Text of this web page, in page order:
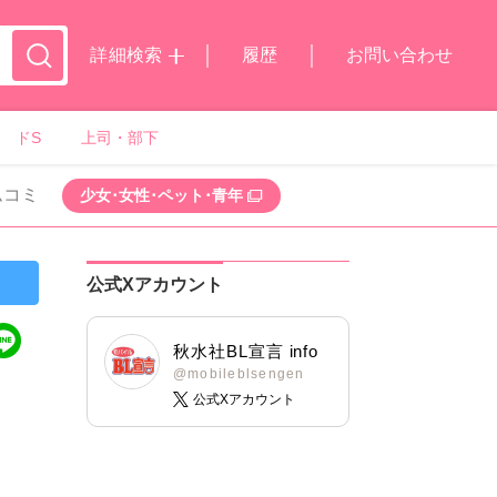
詳細検索
履歴 お問い合わせ
ドS 上司・部下
ミ 少女･女性･ペット･青年
公式Xアカウント
秋水社BL宣言 info
@mobileblsengen
公式Xアカウント